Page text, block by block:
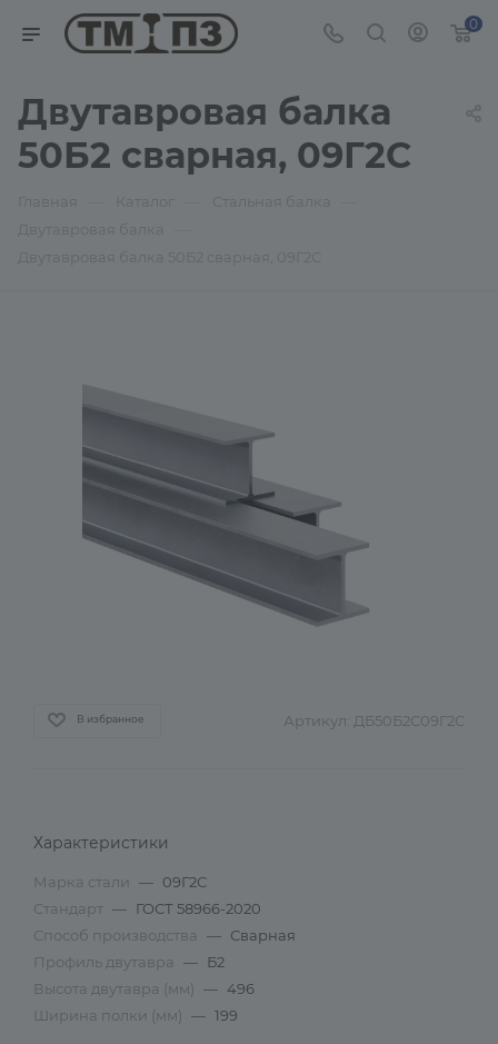
0
Двутавровая балка
50Б2 сварная, 09Г2С
В избранное Артикул: ДБ50Б2С09Г2С
Характеристики
Марка стали — 09Г2С
Стандарт — ГОСТ 58966-2020
Способ производства
— Сварная
Профиль двутавра
— Б2
Высота двутавра (мм) — 496
Ширина полки (мм) — 199